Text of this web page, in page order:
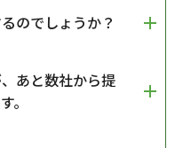
のでしょうか？
あと数社から提
。